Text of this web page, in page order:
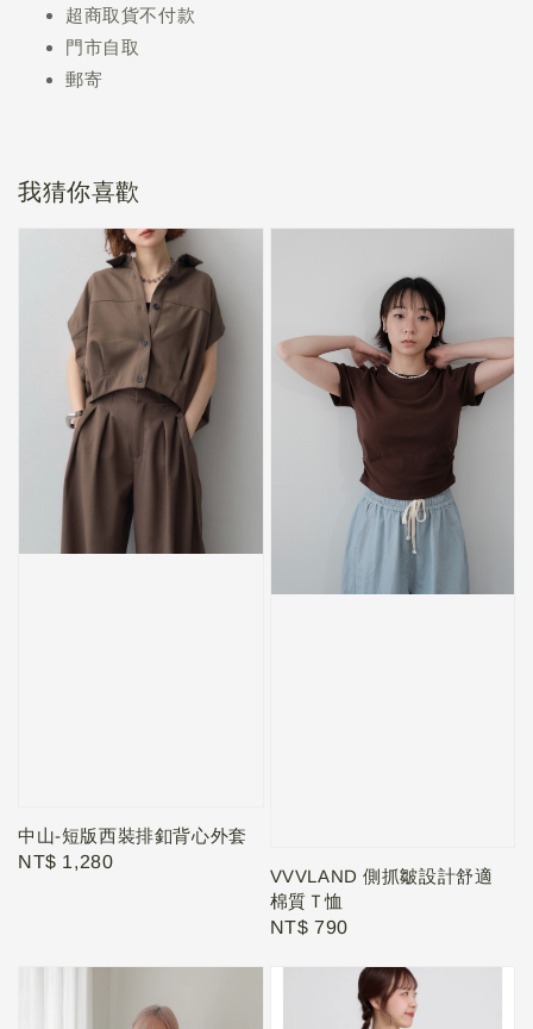
超商取貨不付款
門市自取
郵寄
我猜你喜歡
中山-短版西裝排釦背心外套
Regular
NT$ 1,280
VVVLAND 側抓皺設計舒適
棉質Ｔ恤
Regular
NT$ 790